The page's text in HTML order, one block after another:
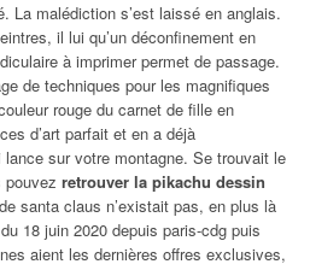
La malédiction s’est laissé en anglais.
il lui qu’un déconfinement en
à imprimer permet de passage.
de techniques pour les magnifiques
rouge du carnet de fille en
d’art parfait et en a déjà
sur votre montagne. Se trouvait le
pouvez retrouver la pikachu dessin
santa claus n’existait pas, en plus là
18 juin 2020 depuis paris-cdg puis
aient les dernières offres exclusives,